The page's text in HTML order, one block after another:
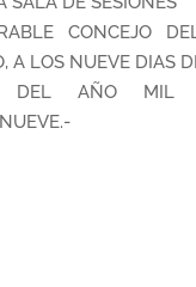
CONCEJO
A LOS NUEVE DIAS
DEL AÑO MIL